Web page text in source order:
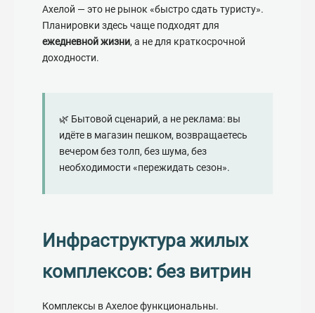
Ахелой — это не рынок «быстро сдать туристу».
Планировки здесь чаще подходят для
ежедневной жизни, а не для краткосрочной
доходности.
🌿 Бытовой сценарий, а не реклама: вы
идёте в магазин пешком, возвращаетесь
вечером без толп, без шума, без
необходимости «пережидать сезон».
Инфраструктура жилых
комплексов: без витрин
Комплексы в Ахелое функциональны.